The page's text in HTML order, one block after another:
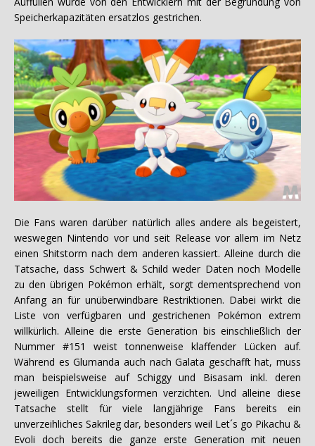
Speicherkapazitäten ersatzlos gestrichen.
Die Fans waren darüber natürlich alles andere als begeistert,
weswegen Nintendo vor und seit Release vor allem im Netz
einen Shitstorm nach dem anderen kassiert. Alleine durch die
Tatsache, dass Schwert & Schild weder Daten noch Modelle
zu den übrigen Pokémon erhält, sorgt dementsprechend von
Anfang an für unüberwindbare Restriktionen. Dabei wirkt die
Liste von verfügbaren und gestrichenen Pokémon extrem
willkürlich. Alleine die erste Generation bis einschließlich der
Nummer #151 weist tonnenweise klaffender Lücken auf.
Während es Glumanda auch nach Galata geschafft hat, muss
man beispielsweise auf Schiggy und Bisasam inkl. deren
jeweiligen Entwicklungsformen verzichten. Und alleine diese
Tatsache stellt für viele langjährige Fans bereits ein
unverzeihliches Sakrileg dar, besonders weil Let´s go Pikachu &
Evoli doch bereits die ganze erste Generation mit neuen